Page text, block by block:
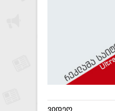
ᲕᲘᲓᲔᲝ